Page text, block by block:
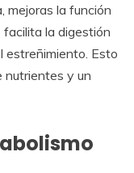
mejoras la función
facilita la digestión
estreñimiento. Esto
nutrientes y un